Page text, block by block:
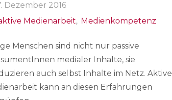
Dezember 2016
Medienarbeit, Medienkompetenz
Menschen sind nicht nur passive
medialer Inhalte, sie
auch selbst Inhalte im Netz. Aktive
kann an diesen Erfahrungen